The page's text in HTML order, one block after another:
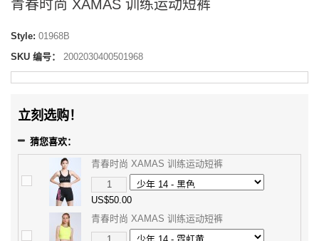
青春时尚 XAMAS 训练运动短裤
Style: 01968B
SKU 编号：
2002030400501968
立刻选购！
猜您喜欢：
青春时尚 XAMAS 训练运动短裤
US$50.00
青春时尚 XAMAS 训练运动短裤